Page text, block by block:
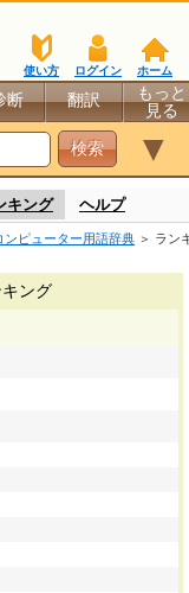
ホーム
ログイン
使い方
断 翻訳
もっと
見る
▼
キング ヘルプ
ンピューター用語辞典 ＞ ラン
ング